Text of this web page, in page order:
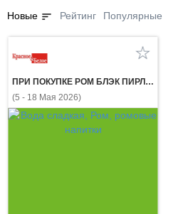
Новые sort Рейтинг Популярные
ПРИ ПОКУПКЕ РОМ БЛЭК ПИРЛ УАЙТ 0,7 л ГАЗ. НАПИТОК ЭКСПОРТ СТАЙЛ КЛАССИК КОЛА 1 л за 1₽
(5 - 18 Мая 2026)